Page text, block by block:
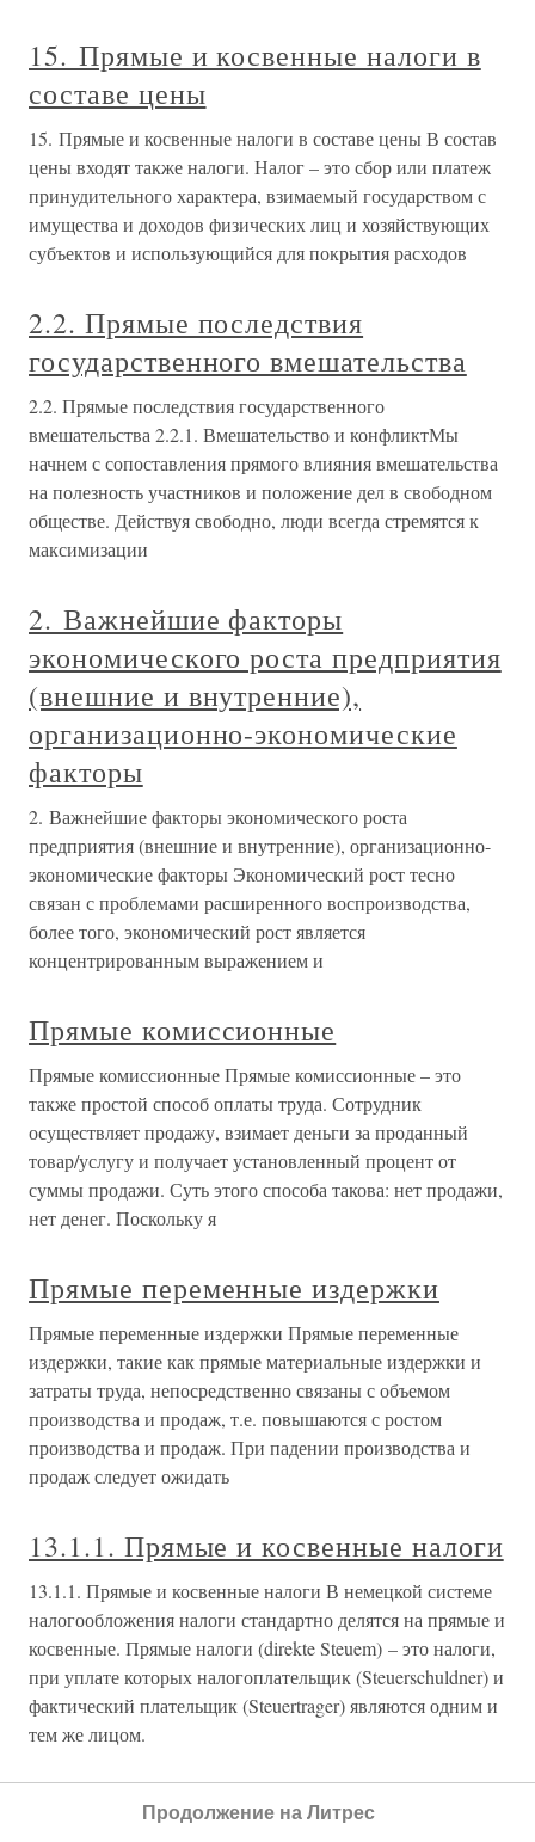
15. Прямые и косвенные налоги в
составе цены
15. Прямые и косвенные налоги в составе цены В состав
цены входят также налоги. Налог – это сбор или платеж
принудительного характера, взимаемый государством с
имущества и доходов физических лиц и хозяйствующих
субъектов и использующийся для покрытия расходов
2.2. Прямые последствия
государственного вмешательства
2.2. Прямые последствия государственного
вмешательства 2.2.1. Вмешательство и конфликтМы
начнем с сопоставления прямого влияния вмешательства
на полезность участников и положение дел в свободном
обществе. Действуя свободно, люди всегда стремятся к
максимизации
2. Важнейшие факторы
экономического роста предприятия
(внешние и внутренние),
организационно-экономические
факторы
2. Важнейшие факторы экономического роста
предприятия (внешние и внутренние), организационно-
экономические факторы Экономический рост тесно
связан с проблемами расширенного воспроизводства,
более того, экономический рост является
концентрированным выражением и
Прямые комиссионные
Прямые комиссионные Прямые комиссионные – это
также простой способ оплаты труда. Сотрудник
осуществляет продажу, взимает деньги за проданный
товар/услугу и получает установленный процент от
суммы продажи. Суть этого способа такова: нет продажи,
нет денег. Поскольку я
Прямые переменные издержки
Прямые переменные издержки Прямые переменные
издержки, такие как прямые материальные издержки и
затраты труда, непосредственно связаны с объемом
производства и продаж, т.е. повышаются с ростом
производства и продаж. При падении производства и
продаж следует ожидать
13.1.1. Прямые и косвенные налоги
13.1.1. Прямые и косвенные налоги В немецкой системе
налогообложения налоги стандартно делятся на прямые и
косвенные. Прямые налоги (direkte Steuem) – это налоги,
при уплате которых налогоплательщик (Steuerschuldner) и
фактический плательщик (Steuertrager) являются одним и
тем же лицом.
Прямые продажи
Продолжение на Литрес